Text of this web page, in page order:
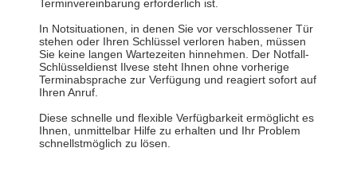
Terminvereinbarung erforderlich ist.
In Notsituationen, in denen Sie vor verschlossener Tür
stehen oder Ihren Schlüssel verloren haben, müssen
Sie keine langen Wartezeiten hinnehmen. Der Notfall-
Schlüsseldienst Ilvese steht Ihnen ohne vorherige
Terminabsprache zur Verfügung und reagiert sofort auf
Ihren Anruf.
Diese schnelle und flexible Verfügbarkeit ermöglicht es
Ihnen, unmittelbar Hilfe zu erhalten und Ihr Problem
schnellstmöglich zu lösen.